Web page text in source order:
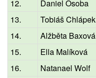
12. Daniel Osoba
13.
Tobiáš Chlápek
14.
Alžběta Baxová
15.
Ella Malíková
16.
Natanael Wolf